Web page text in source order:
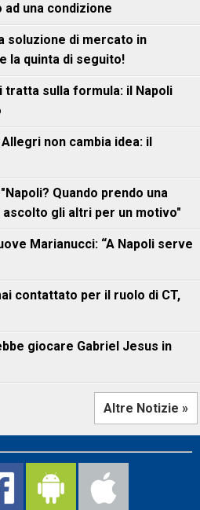
una condizione
soluzione di mercato in
la quinta di seguito!
tratta sulla formula: il Napoli
non cambia idea: il
Quando prendo una
ascolto gli altri per un motivo"
Marianucci: “A Napoli serve
contattato per il ruolo di CT,
giocare Gabriel Jesus in
Altre Notizie »